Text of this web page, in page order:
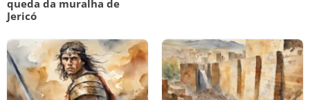
queda da muralha de
Jericó